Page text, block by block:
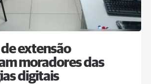
extensão
moradores das
digitais